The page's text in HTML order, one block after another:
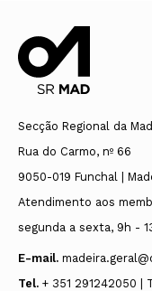
Secção Regional da
Rua do Carmo, nº 66
9050-019 Funchal |
Atendimento aos
segunda a sexta, 9h -
E-mail.
Tel. + 351 291242050 |